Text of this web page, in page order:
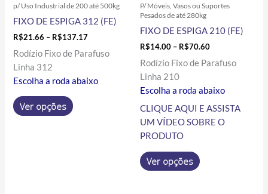
p/ Uso Industrial de 200 até 500kg
FIXO DE ESPIGA 312 (FE)
R$21.66 – R$137.17
Rodízio Fixo de Parafuso
Linha 312
Escolha a roda abaixo
Ver opções
escolhidas
na
página
do
P/ Móveis, Vasos ou Suportes
Pesados de até 280kg
FIXO DE ESPIGA 210 (FE)
R$14.00 – R$70.60
Rodízio Fixo de Parafuso
Linha 210
Escolha a roda abaixo
CLIQUE AQUI E ASSISTA
UM VÍDEO SOBRE O
PRODUTO
Ver opções
escolhidas
página
do
produto